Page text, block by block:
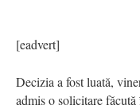
[eadvert]
Decizia a fost luată,
admis o solicitare